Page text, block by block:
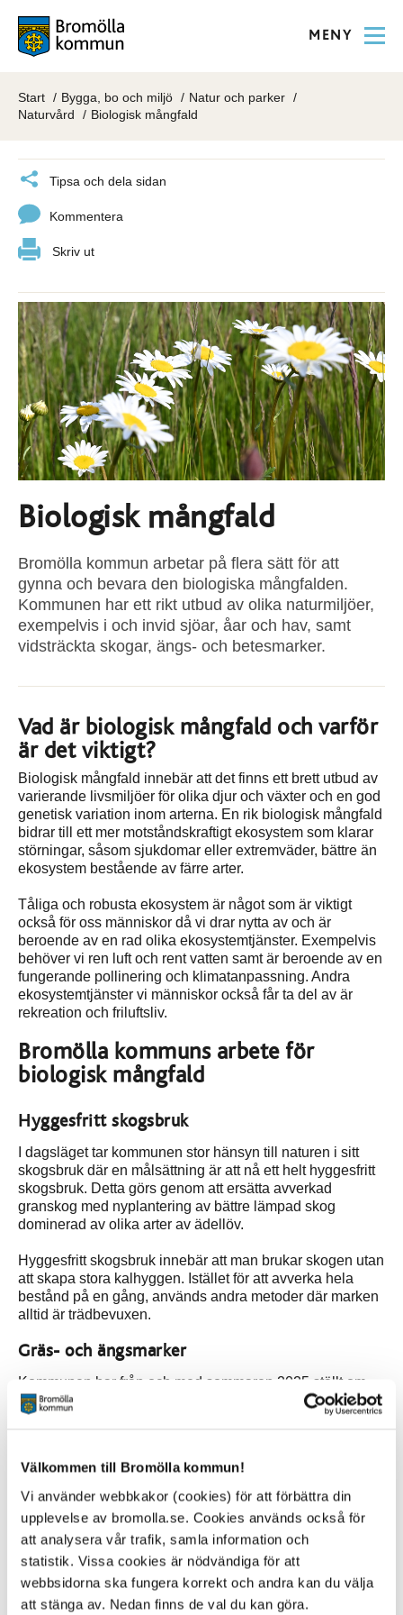
Välkommen till Bromölla kommun!
Vi använder webbkakor (cookies) för att förbättra din
upplevelse av bromolla.se. Cookies används också för
att analysera vår trafik, samla information och
statistik. Vissa cookies är nödvändiga för att
webbsidorna ska fungera korrekt och andra kan du välja
att stänga av. Nedan finns de val du kan göra.
MENY
Start Bygga, bo och miljö
Natur och parker
Naturvård
Biologisk mångfald
Tipsa och dela sidan
Kommentera
Skriv ut
Biologisk mångfald
Bromölla kommun arbetar på flera sätt för att
gynna och bevara den biologiska mångfalden.
Kommunen har ett rikt utbud av olika naturmiljöer,
exempelvis i och invid sjöar, åar och hav, samt
vidsträckta skogar, ängs- och betesmarker.
Vad är biologisk mångfald och varför
är det viktigt?
Biologisk mångfald innebär att det finns ett brett utbud av
varierande livsmiljöer för olika djur och växter och en god
genetisk variation inom arterna. En rik biologisk mångfald
bidrar till ett mer motståndskraftigt ekosystem som klarar
störningar, såsom sjukdomar eller extremväder, bättre än
ekosystem bestående av färre arter.
Tåliga och robusta ekosystem är något som är viktigt
också för oss människor då vi drar nytta av och är
beroende av en rad olika ekosystemtjänster. Exempelvis
behöver vi ren luft och rent vatten samt är beroende av en
fungerande pollinering och klimatanpassning. Andra
ekosystemtjänster vi människor också får ta del av är
rekreation och friluftsliv.
Bromölla kommuns arbete för
biologisk mångfald
Hyggesfritt skogsbruk
I dagsläget tar kommunen stor hänsyn till naturen i sitt
skogsbruk där en målsättning är att nå ett helt hyggesfritt
skogsbruk. Detta görs genom att ersätta avverkad
granskog med nyplantering av bättre lämpad skog
dominerad av olika arter av ädellöv.
Hyggesfritt skogsbruk innebär att man brukar skogen utan
att skapa stora kalhyggen. Istället för att avverka hela
bestånd på en gång, används andra metoder där marken
alltid är trädbevuxen.
Gräs- och ängsmarker
Kommunen har från och med sommaren 2025 ställt om
flertalet kommunala gräsytor till höggräs och slåtteräng.
Ängsmarker tillhör några av de artrikaste biologiska
naturvärden.
Förr i tiden fanns det gott om slåtterängar runt om i det
svenska landskapet, men med det moderna jordbruket
har dessa miljöer mer eller mindre helt försvunnit, vilket
fått till följd att en mängd arter kopplade till dessa
ekosystem idag är utrotningshotade.